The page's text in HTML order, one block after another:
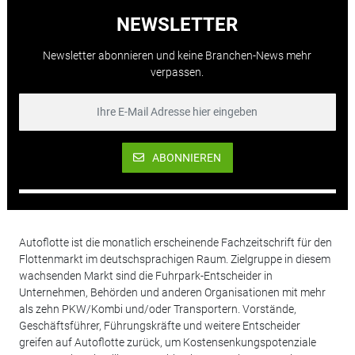
NEWSLETTER
Newsletter abonnieren und keine Branchen-News mehr
verpassen.
ABONNIEREN
Autoflotte ist die monatlich erscheinende Fachzeitschrift für den
Flottenmarkt im deutschsprachigen Raum. Zielgruppe in diesem
wachsenden Markt sind die Fuhrpark-Entscheider in
Unternehmen, Behörden und anderen Organisationen mit mehr
als zehn PKW/Kombi und/oder Transportern. Vorstände,
Geschäftsführer, Führungskräfte und weitere Entscheider
greifen auf Autoflotte zurück, um Kostensenkungspotenziale